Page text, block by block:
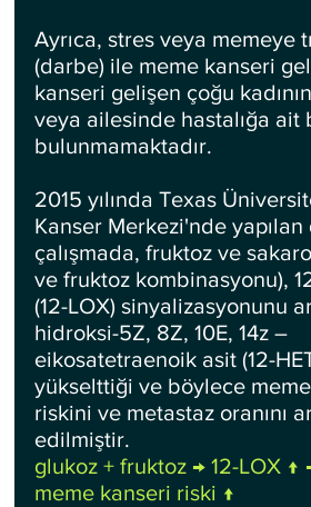
Ayrıca, stres veya memeye
(darbe) ile meme kanseri
kanseri gelişen çoğu
veya ailesinde hastalığa ait
bulunmamaktadır.
2015 yılında Texas
Kanser Merkezi'nde
çalışmada, fruktoz ve
ve fruktoz kombinasyonu),
(12-LOX) sinyalizasyonunu
hidroksi-5Z, 8Z, 10E, 14z –
eikosatetraenoik asit (12-
yükselttiği ve böylece
riskini ve metastaz oranını
edilmiştir.
glukoz + fruktoz → 12-LOX ↑
meme kanseri riski ↑